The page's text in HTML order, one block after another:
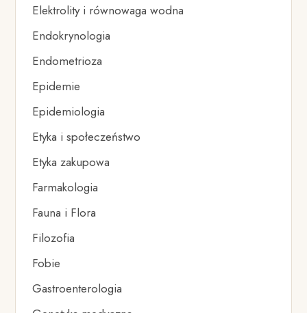
Elektrolity i równowaga wodna
Endokrynologia
Endometrioza
Epidemie
Epidemiologia
Etyka i społeczeństwo
Etyka zakupowa
Farmakologia
Fauna i Flora
Filozofia
Fobie
Gastroenterologia